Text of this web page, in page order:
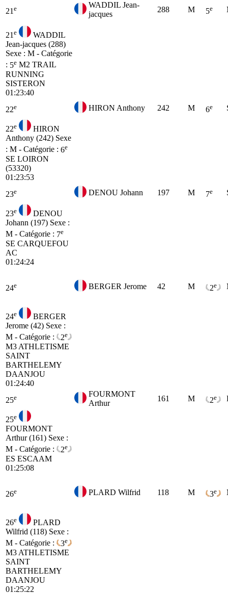
21 e
WADDIL Jean-
jacques
288 M 5e
21 e
WADDIL
Jean-jacques (288)
Sexe : M - Catégorie
: 5e M2 TRAIL
RUNNING
SISTERON
01:23:40
22e HIRON Anthony 242 M 6e
22e
HIRON
Anthony (242) Sexe
: M - Catégorie : 6e
SE LOIRON
(53320)
01:23:53
23e DENOU Johann 197 M 7e
23e
DENOU
Johann (197) Sexe :
M - Catégorie : 7e
SE CARQUEFOU
AC
01:24:24
24e BERGER Jerome 42 M 2e
24e
BERGER
Jerome (42) Sexe :
M - Catégorie :
2e
M3 ATHLETISME
SAINT
BARTHELEMY
DAANJOU
01:24:40
25e
FOURMONT
Arthur
161 M 2e
25e
FOURMONT
Arthur (161) Sexe :
M - Catégorie :
2e
ES ESCAAM
01:25:08
26e PLARD Wilfrid 118 M 3e
26e
PLARD
Wilfrid (118) Sexe :
M - Catégorie :
3e
M3 ATHLETISME
SAINT
BARTHELEMY
DAANJOU
01:25:22